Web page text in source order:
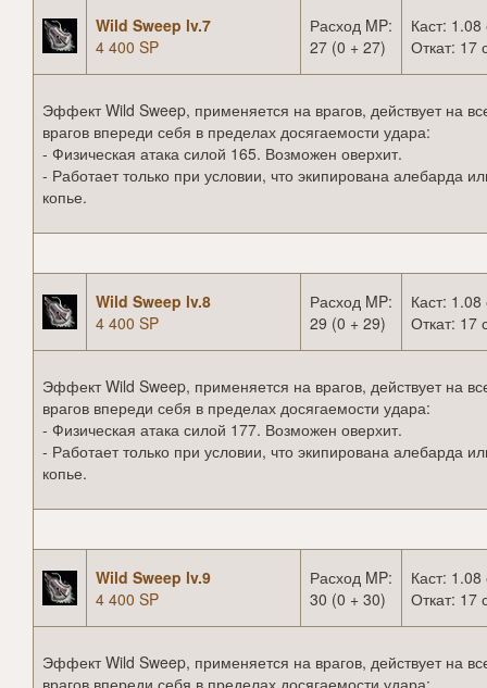
Wild Sweep lv.7
4 400 SP
Расход MP:
27 (0 + 27)
Каст: 1.08
Откат: 17
Эффект Wild Sweep, применяется на врагов, действует на
врагов впереди себя в пределах досягаемости удара:
- Физическая атака силой 165. Возможен оверхит.
- Работает только при условии, что экипирована алебарда
копье.
Wild Sweep lv.8
4 400 SP
Расход MP:
29 (0 + 29)
Каст: 1.08
Откат: 17
Эффект Wild Sweep, применяется на врагов, действует на
врагов впереди себя в пределах досягаемости удара:
- Физическая атака силой 177. Возможен оверхит.
- Работает только при условии, что экипирована алебарда
копье.
Wild Sweep lv.9
4 400 SP
Расход MP:
30 (0 + 30)
Каст: 1.08
Откат: 17
Эффект Wild Sweep, применяется на врагов, действует на